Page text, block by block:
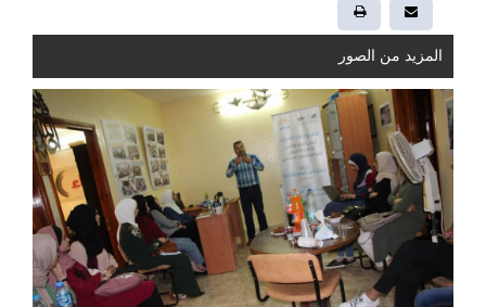
المزيد من الصور